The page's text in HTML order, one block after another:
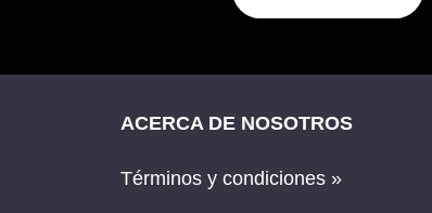
ACERCA DE NOSOTROS
Términos y condiciones »